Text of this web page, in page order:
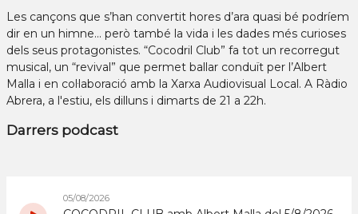
Les cançons que s’han convertit hores d’ara quasi bé podríem
dir en un himne... però també la vida i les dades més curioses
dels seus protagonistes. “Cocodril Club” fa tot un recorregut
musical, un “revival” que permet ballar conduït per l’Albert
Malla i en col·laboració amb la Xarxa Audiovisual Local. A Ràdio
Abrera, a l'estiu, els dilluns i dimarts de 21 a 22h.
Darrers podcast
05/08/2026